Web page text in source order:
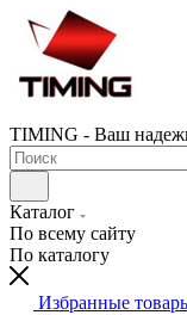
TIMING - Ваш
Каталог
По всему сайту
По каталогу
Избранные